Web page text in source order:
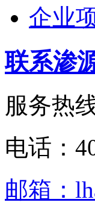
企业
联系渗
服务热
电话：
邮箱：